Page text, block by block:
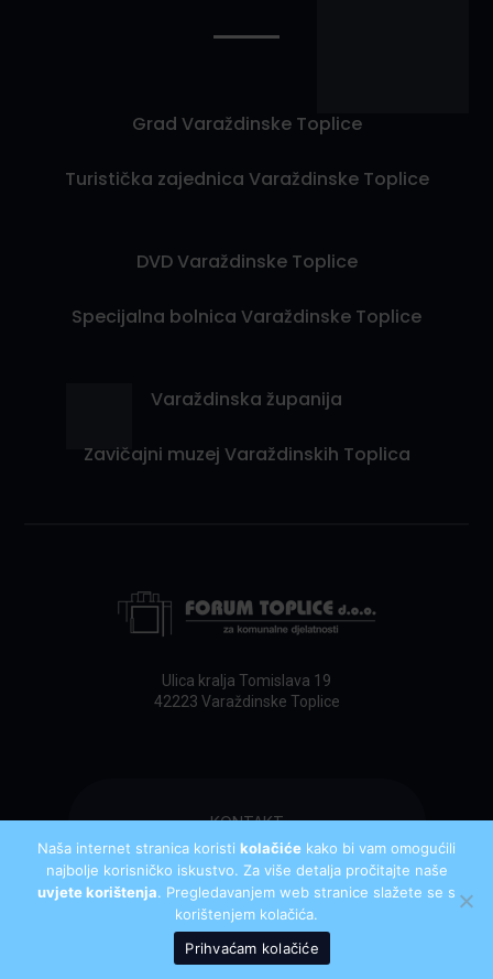
Grad Varaždinske Toplice
Turistička zajednica Varaždinske Toplice
DVD Varaždinske Toplice
Specijalna bolnica Varaždinske Toplice
Varaždinska županija
Zavičajni muzej Varaždinskih Toplica
Ulica kralja Tomislava 19
42223 Varaždinske Toplice
KONTAKT
Sva prava pridržana 2020
Naša internet stranica koristi kolačiće kako bi vam omogućili
najbolje korisničko iskustvo. Za više detalja pročitajte naše
uvjete korištenja. Pregledavanjem web stranice slažete se s
korištenjem kolačića.
Prihvaćam kolačiće